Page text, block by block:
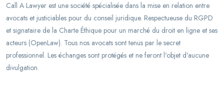
Call A Lawyer est une société spécialisée dans la mise en relation entre
avocats et justiciables pour du conseil juridique. Respectueuse du RGPD
et signataire de la Charte Éthique pour un marché du droit en ligne et ses
acteurs (OpenLaw). Tous nos avocats sont tenus par le secret
professionnel. Les échanges sont protégés et ne feront l'objet d'aucune
divulgation.